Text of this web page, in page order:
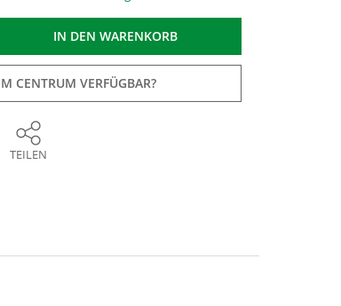
IN DEN WARENKORB
CENTRUM VERFÜGBAR?
TEILEN